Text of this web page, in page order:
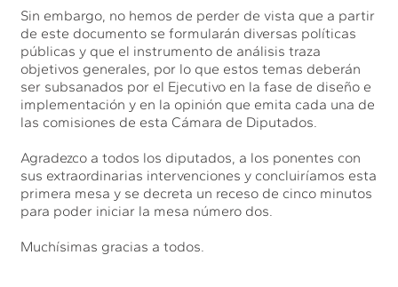
Sin embargo, no hemos de perder de vista que a partir
de este documento se formularán diversas políticas
públicas y que el instrumento de análisis traza
objetivos generales, por lo que estos temas deberán
ser subsanados por el Ejecutivo en la fase de diseño e
implementación y en la opinión que emita cada una de
las comisiones de esta Cámara de Diputados.
Agradezco a todos los diputados, a los ponentes con
sus extraordinarias intervenciones y concluiríamos esta
primera mesa y se decreta un receso de cinco minutos
para poder iniciar la mesa número dos.
Muchísimas gracias a todos.